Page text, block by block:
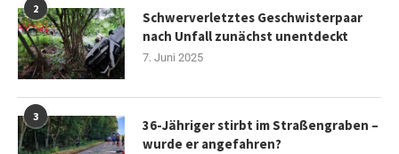
2
Schwerverletztes Geschwisterpaar
nach Unfall zunächst unentdeckt
7. Juni 2025
3
36-Jähriger stirbt im Straßengraben –
wurde er angefahren?